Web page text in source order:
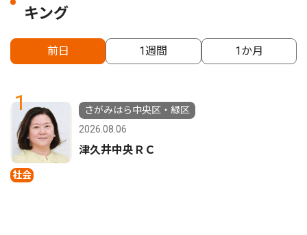
キング
前日 1週間 1か月
1
社会
さがみはら中央区・緑区
2026.08.06
津久井中央ＲＣ